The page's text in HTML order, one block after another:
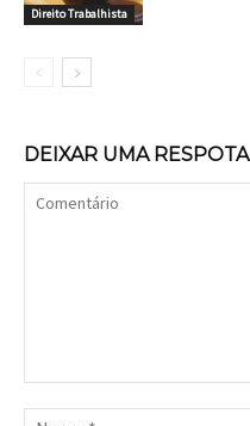
Direito Trabalhista
DEIXAR UMA RESPOTA